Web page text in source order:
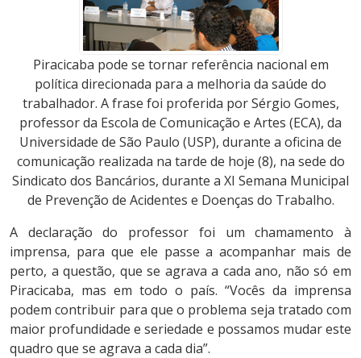
Piracicaba pode se tornar referência nacional em
política direcionada para a melhoria da saúde do
trabalhador. A frase foi proferida por Sérgio Gomes,
professor da Escola de Comunicação e Artes (ECA), da
Universidade de São Paulo (USP), durante a oficina de
comunicação realizada na tarde de hoje (8), na sede do
Sindicato dos Bancários, durante a XI Semana Municipal
de Prevenção de Acidentes e Doenças do Trabalho.
A declaração do professor foi um chamamento à
imprensa, para que ele passe a acompanhar mais de
perto, a questão, que se agrava a cada ano, não só em
Piracicaba, mas em todo o país. “Vocês da imprensa
podem contribuir para que o problema seja tratado com
maior profundidade e seriedade e possamos mudar este
quadro que se agrava a cada dia”.